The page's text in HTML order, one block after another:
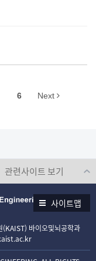
6 Next
사이트맵
바이오및뇌공학과